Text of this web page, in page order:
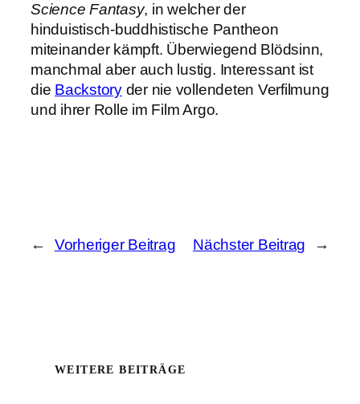
Science Fantasy, in welcher der
hinduistisch-buddhistische Pantheon
miteinander kämpft. Überwiegend Blödsinn,
manchmal aber auch lustig. Interessant ist
die Backstoryder nie vollendeten Verfilmung
und ihrer Rolle im Film Argo.
← Vorheriger Beitrag Nächster Beitrag →
WEITERE BEITRÄGE